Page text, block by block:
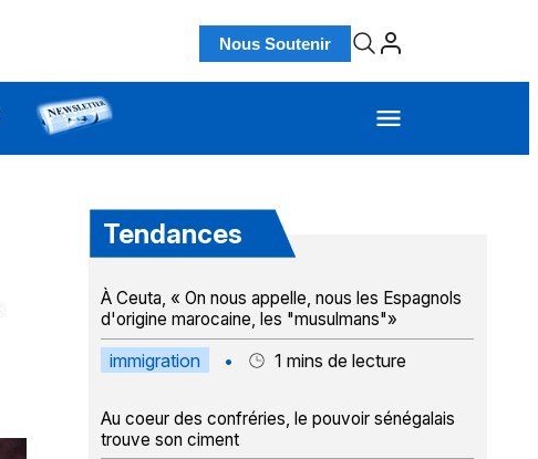
Nous Soutenir
Tendances
À Ceuta, « On nous appelle, nous les Espagnols
d'origine marocaine, les "musulmans"»
immigration • 1 mins de lecture
Au coeur des confréries, le pouvoir sénégalais
trouve son ciment